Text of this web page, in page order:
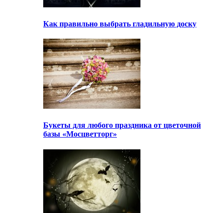
Как правильно выбрать гладильную доску
Букеты для любого праздника от цветочной
базы «Мосцветторг»